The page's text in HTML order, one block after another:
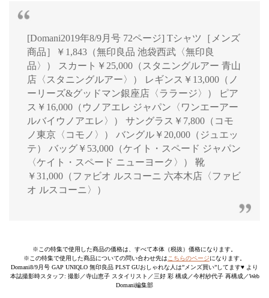
[Domani2019年8/9月号 72ページ] Tシャツ［メンズ
商品］￥1,843（無印良品 池袋西武〈無印良
品〉） スカート￥25,000（スタニングルアー 青山
店〈スタニングルアー〉） レギンス￥13,000（ノ
ーリーズ&グッドマン銀座店〈ララージ〉） ピア
ス￥16,000（ウノアエレ ジャパン〈ワンエーアー
ルバイウノアエレ〉） サングラス￥7,800（コモ
ノ東京〈コモノ〉） バングル￥20,000（ジュエッ
テ） バッグ￥53,000（ケイト・スペード ジャパン
〈ケイト・スペード ニューヨーク〉） 靴
￥31,000（ファビオ ルスコーニ 六本木店〈ファビ
オ ルスコーニ〉）
※この特集で使用した商品の価格は、すべて本体（税抜）価格になります。
※この特集で使用した商品についての問い合わせ先は こちらのページになります。
Domani8/9月号 GAP UNIQLO 無印良品 PLST GUおしゃれな人は”メンズ買い”してます♥ より
本誌撮影時スタッフ: 撮影／寺山恵子 スタイリスト／三好 彩 構成／今村紗代子 再構成／Web
Domani編集部